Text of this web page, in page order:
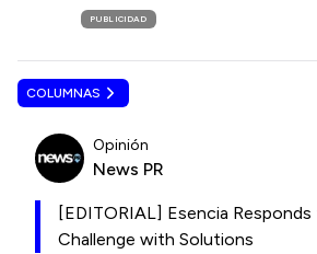
PUBLICIDAD
COLUMNAS
Opinión
News PR
[EDITORIAL] Esencia
Challenge with Solutions